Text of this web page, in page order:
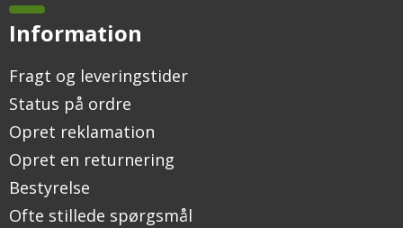
Information
Fragt og leveringstider
Status på ordre
Opret reklamation
Opret en returnering
Bestyrelse
Ofte stillede spørgsmål